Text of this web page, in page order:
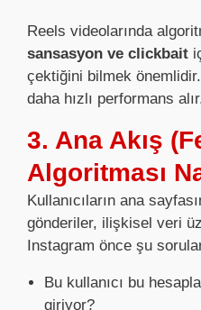
Reels videolarında
sansasyon ve clickbait
çektiğini bilmek
daha hızlı performans
3. Ana Akış
Algoritması
Kullanıcıların ana
gönderiler, ilişkisel veri
Instagram önce şu
Bu kullanıcı bu
giriyor?